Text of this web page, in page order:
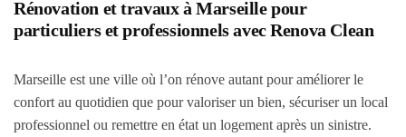
Rénovation et travaux à Marseille pour
particuliers et professionnels avec Renova Clean
Marseille est une ville où l’on rénove autant pour améliorer le
confort au quotidien que pour valoriser un bien, sécuriser un local
professionnel ou remettre en état un logement après un sinistre.